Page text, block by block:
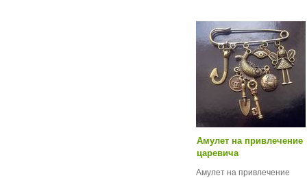
Амулет на привлечение
царевича
Амулет на привлечение